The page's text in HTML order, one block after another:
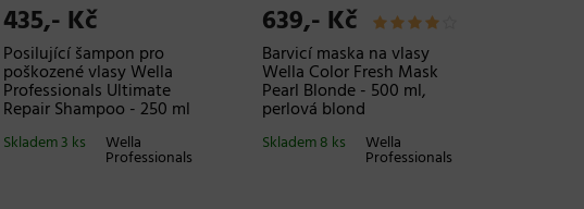
435,- Kč
Posilující šampon pro
poškozené vlasy Wella
Professionals Ultimate
Repair Shampoo - 250 ml
Wella
Professionals
Skladem 3 ks
639,- Kč
Barvicí maska na vlasy
Wella Color Fresh Mask
Pearl Blonde - 500 ml,
perlová blond
Wella
Professionals
Skladem 8 ks